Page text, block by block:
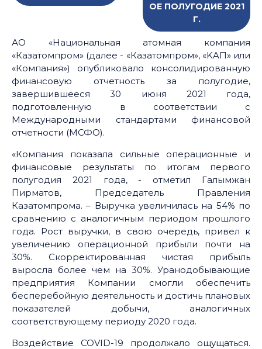
ОЕ ПОЛУГОДИЕ 2021
Г.
АО «Национальная атомная компания
«Казатомпром» (далее - «Казатомпром», «KAП» или
«Компания») опубликовало консолидированную
финансовую отчетность за полугодие,
завершившееся 30 июня 2021 года,
подготовленную в соответствии с
Международными стандартами финансовой
отчетности (МСФО).
«Компания показала сильные операционные и
финансовые результаты по итогам первого
полугодия 2021 года, - отметил Галымжан
Пирматов, Председатель Правления
Казатомпрома. – Выручка увеличилась на 54% по
сравнению с аналогичным периодом прошлого
года. Рост выручки, в свою очередь, привел к
увеличению операционной прибыли почти на
30%. Скорректированная чистая прибыль
выросла более чем на 30%. Уранодобывающие
предприятия Компании смогли обеспечить
бесперебойную деятельность и достичь плановых
показателей добычи, аналогичных
соответствующему периоду 2020 года.
Воздействие COVID-19 продолжало ощущаться.